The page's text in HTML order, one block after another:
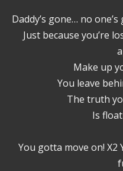
Daddy’s gone… no
Just because you’re
Make up
You leave
The truth
Is
You gotta move on!